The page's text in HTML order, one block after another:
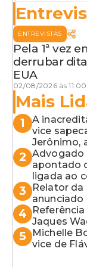
ENTREVISTAS
Pela 1ª vez
derrubar
EUA
02/08/2026 às 11:00
Mais
1
A
vice
Jerônimo,
MP baiano
2 Advogado
apontado
ligada ao
3
Relator da
anunciado
4
Jaques
5
Michelle
vice de